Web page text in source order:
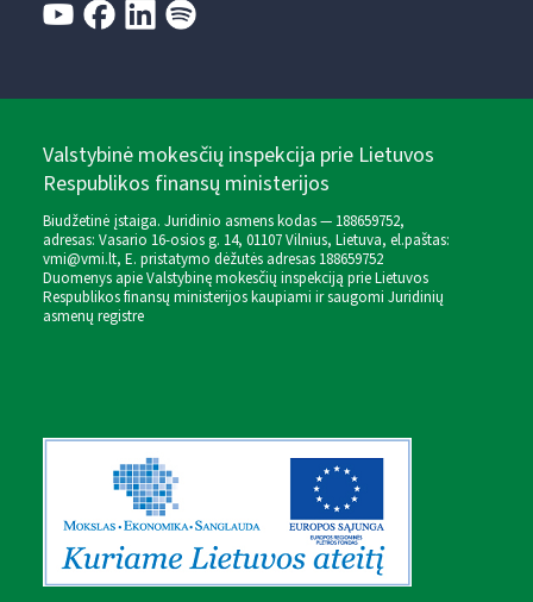
Valstybinė mokesčių inspekcija prie Lietuvos
Respublikos finansų ministerijos
Biudžetinė įstaiga. Juridinio asmens kodas — 188659752,
adresas: Vasario 16-osios g. 14, 01107 Vilnius, Lietuva, el.paštas:
vmi@vmi.lt, E. pristatymo dėžutės adresas 188659752
Duomenys apie Valstybinę mokesčių inspekciją prie Lietuvos
Respublikos finansų ministerijos kaupiami ir saugomi Juridinių
asmenų registre